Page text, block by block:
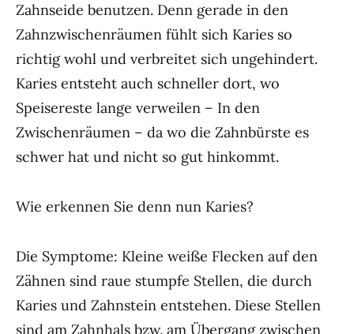
Zahnseide benutzen. Denn gerade in den
Zahnzwischenräumen fühlt sich Karies so
richtig wohl und verbreitet sich ungehindert.
Karies entsteht auch schneller dort, wo
Speisereste lange verweilen – In den
Zwischenräumen – da wo die Zahnbürste es
schwer hat und nicht so gut hinkommt.
Wie erkennen Sie denn nun Karies?
Die Symptome: Kleine weiße Flecken auf den
Zähnen sind raue stumpfe Stellen, die durch
Karies und Zahnstein entstehen. Diese Stellen
sind am Zahnhals bzw. am Übergang zwischen